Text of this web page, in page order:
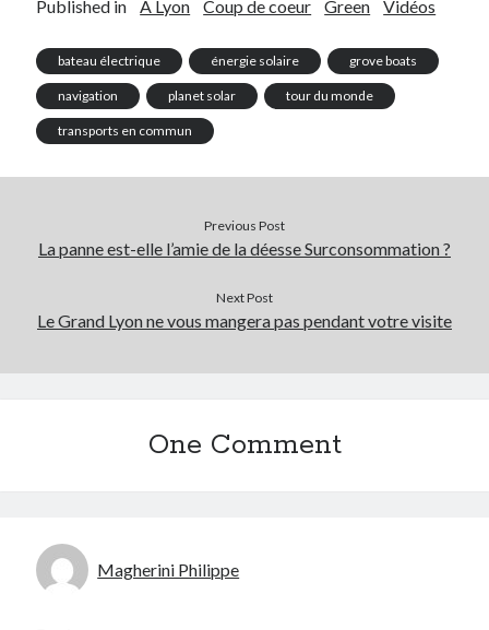
Published in A Lyon Coup de coeur Green Vidéos
bateau électrique énergie solaire grove boats
navigation planet solar tour du monde
transports en commun
Previous Post
La panne est-elle l’amie de la déesse Surconsommation ?
Next Post
Le Grand Lyon ne vous mangera pas pendant votre visite
One Comment
Magherini Philippe